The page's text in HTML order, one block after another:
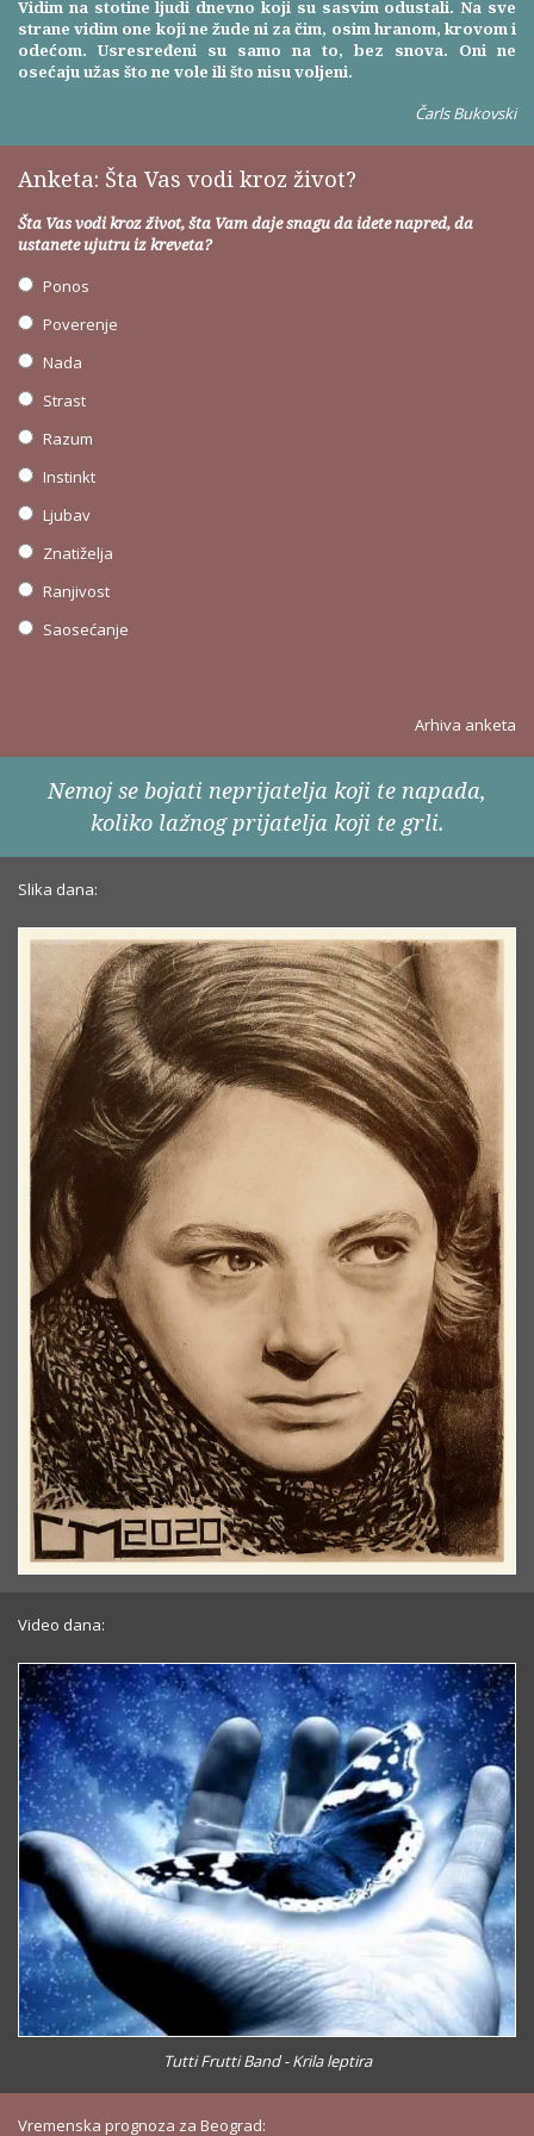
Vidim na stotine ljudi dnevno koji su sasvim odustali. Na sve
strane vidim one koji ne žude ni za čim, osim hranom, krovom i
odećom. Usresređeni su samo na to, bez snova. Oni ne
osećaju užas što ne vole ili što nisu voljeni.
Čarls Bukovski
Anketa: Šta Vas vodi kroz život?
Šta Vas vodi kroz život, šta Vam daje snagu da idete napred, da
ustanete ujutru iz kreveta?
Ponos
Poverenje
Nada
Strast
Razum
Instinkt
Ljubav
Znatiželja
Ranjivost
Saosećanje
Arhiva anketa
Nemoj se bojati neprijatelja koji te napada,
koliko lažnog prijatelja koji te grli.
Slika dana:
Video dana:
Tutti Frutti Band - Krila leptira
Vremenska prognoza za Beograd: